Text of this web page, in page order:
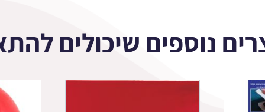
נוספים שיכולים